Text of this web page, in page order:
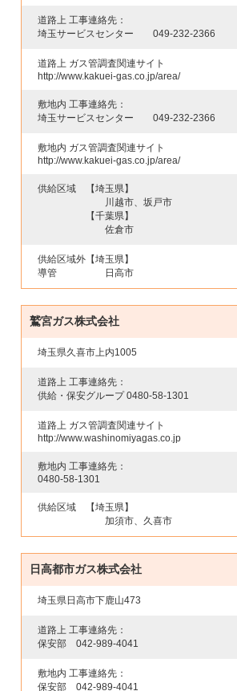
道路上 工事連絡先：
埼玉サービスセンター049-232-2366
道路上 ガス管調査関連サイト
http://www.kakuei-gas.co.jp/area/
敷地内 工事連絡先：
埼玉サービスセンター049-232-2366
敷地内 ガス管調査関連サイト
http://www.kakuei-gas.co.jp/area/
供給区域
【埼玉県】
川越市、坂戸市
【千葉県】
佐倉市
供給区域外
導管
【埼玉県】
日高市
鷲宮ガス株式会社
埼玉県久喜市上内1005
道路上 工事連絡先：
供給・保安グループ0480-58-1301
道路上 ガス管調査関連サイト
http://www.washinomiyagas.co.jp
敷地内 工事連絡先：
0480-58-1301
供給区域
【埼玉県】
加須市、久喜市
日高都市ガス株式会社
埼玉県日高市下鹿山473
道路上 工事連絡先：
保安部042-989-4041
敷地内 工事連絡先：
保安部042-989-4041